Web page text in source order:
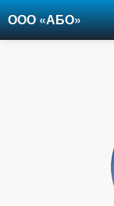
ООО «АБО»